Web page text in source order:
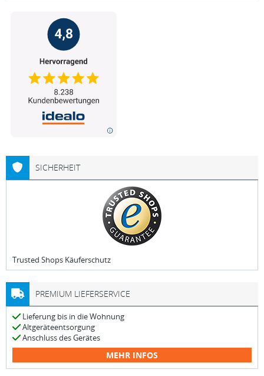
SICHERHEIT
Trusted Shops Käuferschutz
PREMIUM LIEFERSERVICE
Lieferung bis in die Wohnung
Altgeräteentsorgung
Anschluss des Gerätes
MEHR INFOS